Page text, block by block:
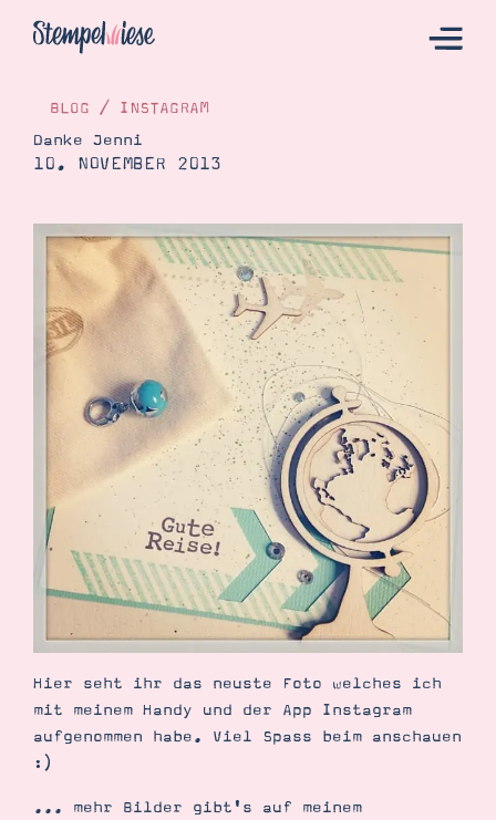
Katalog
Bestellen
Kontakt
Angebote
Demonstrator werden
Gutscheine
Produkte erklärt
Über mich
Über Stampin’ Up!
Ordnungstipps
BLOG / INSTAGRAM
Danke Jenni
10. NOVEMBER 2013
Hier seht ihr das neuste Foto welches ich
mit meinem Handy und der App Instagram
aufgenommen habe. Viel Spass beim anschauen
:)
... mehr Bilder gibt's auf meinem